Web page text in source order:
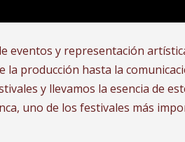
eventos y representación
producción hasta la
y llevamos la esencia de
uno de los festivales más